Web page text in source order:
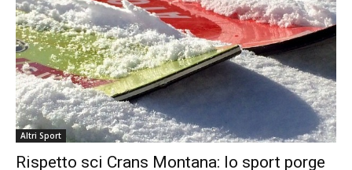
Altri Sport
Rispetto sci Crans Montana: lo sport porge